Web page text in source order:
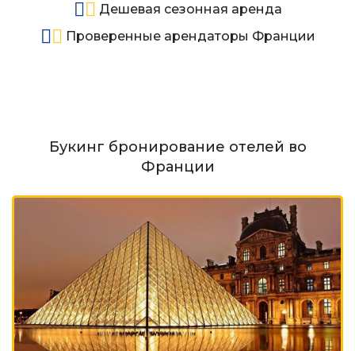
Дешевая сезонная аренда
Проверенные арендаторы Франции
Букинг бронирование отелей во
Франции